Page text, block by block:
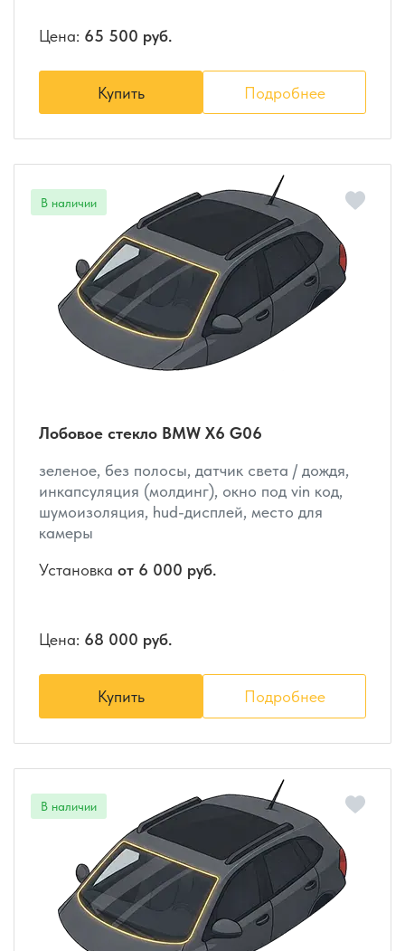
Цена: 65 500 руб.
Купить Подробнее
Лобовое стекло BMW X6 G06
зеленое, без полосы, датчик света / дождя,
инкапсуляция (молдинг), окно под vin код,
шумоизоляция, hud-дисплей, место для
камеры
Установка от 6 000 руб.
Цена: 68 000 руб.
Купить Подробнее